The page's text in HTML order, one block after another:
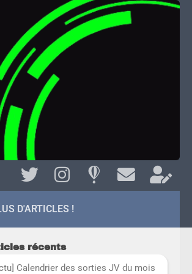
D'ARTICLES !
récents
Calendrier des sorties JV du mois